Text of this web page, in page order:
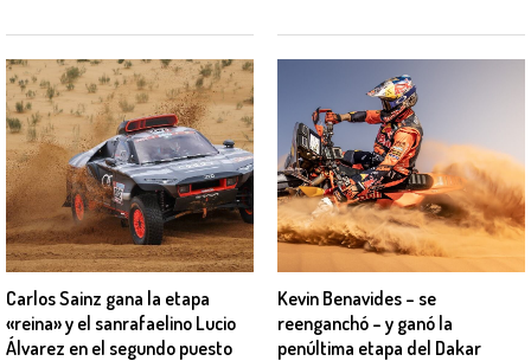
Carlos Sainz gana la etapa
«reina» y el sanrafaelino Lucio
Álvarez en el segundo puesto
Kevin Benavides – se
reenganchó – y ganó la
penúltima etapa del Dakar